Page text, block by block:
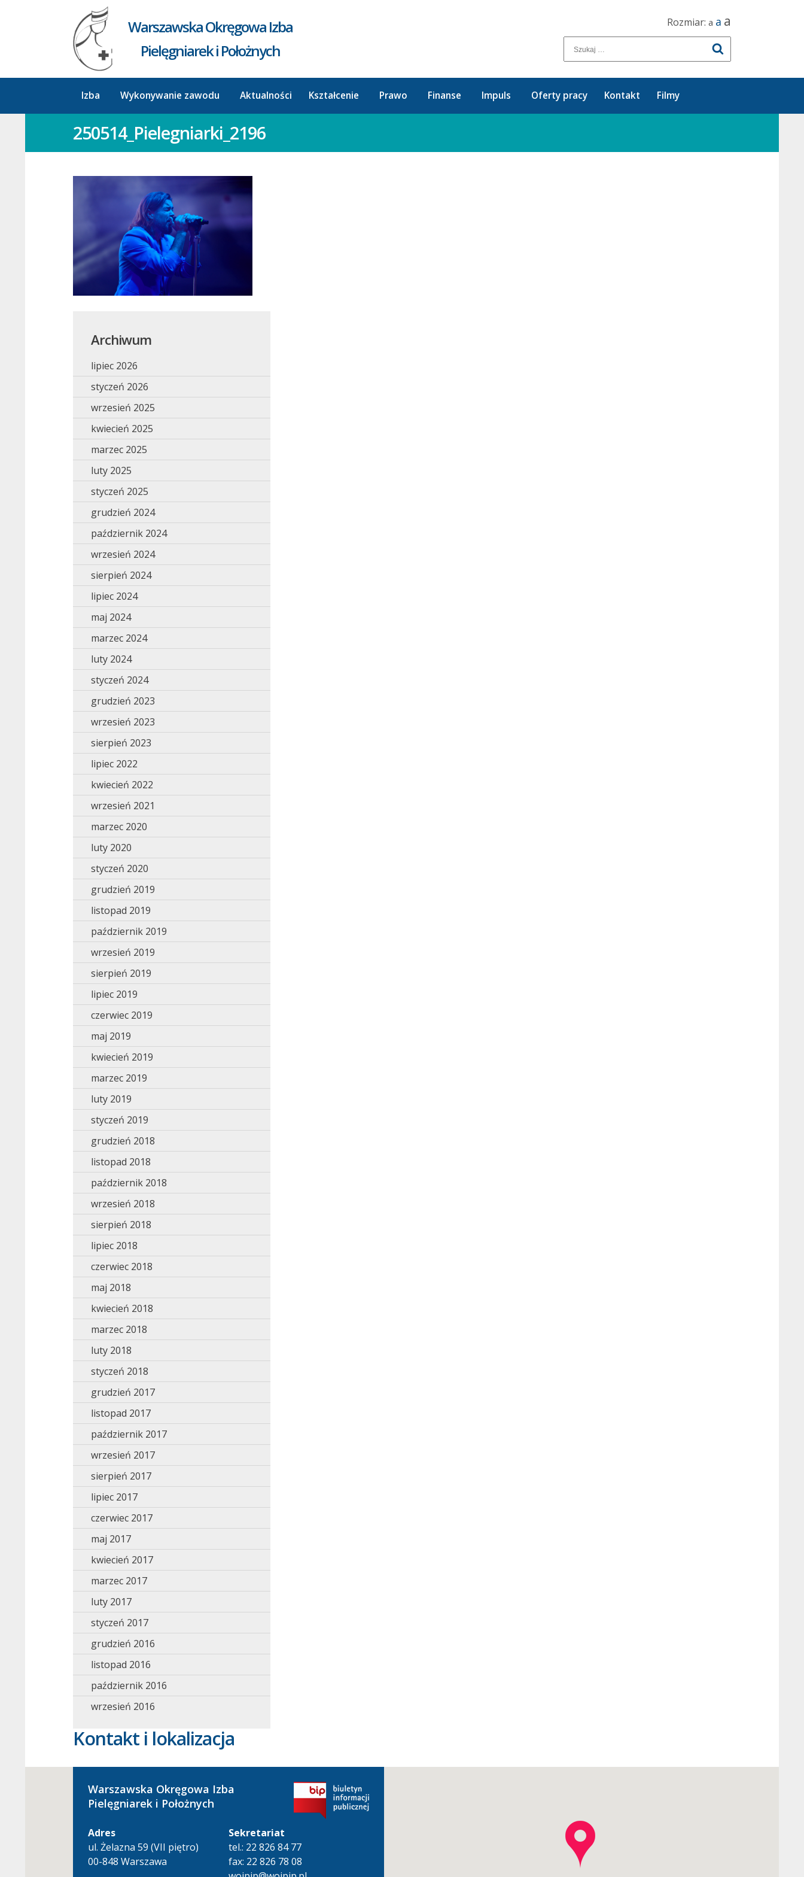
Warszawska Okręgowa Izba
Pielęgniarek i Położnych
Rozmiar: a a a
Izba Wykonywanie zawodu Aktualności Kształcenie Prawo Finanse Impuls Oferty pracy Kontakt Filmy
250514_Pielegniarki_2196
Archiwum
lipiec 2026
styczeń 2026
wrzesień 2025
kwiecień 2025
marzec 2025
luty 2025
styczeń 2025
grudzień 2024
październik 2024
wrzesień 2024
sierpień 2024
lipiec 2024
maj 2024
marzec 2024
luty 2024
styczeń 2024
grudzień 2023
wrzesień 2023
sierpień 2023
lipiec 2022
kwiecień 2022
wrzesień 2021
marzec 2020
luty 2020
styczeń 2020
grudzień 2019
listopad 2019
październik 2019
wrzesień 2019
sierpień 2019
lipiec 2019
czerwiec 2019
maj 2019
kwiecień 2019
marzec 2019
luty 2019
styczeń 2019
grudzień 2018
listopad 2018
październik 2018
wrzesień 2018
sierpień 2018
lipiec 2018
czerwiec 2018
maj 2018
kwiecień 2018
marzec 2018
luty 2018
styczeń 2018
grudzień 2017
listopad 2017
październik 2017
wrzesień 2017
sierpień 2017
lipiec 2017
czerwiec 2017
maj 2017
kwiecień 2017
marzec 2017
luty 2017
styczeń 2017
grudzień 2016
listopad 2016
październik 2016
wrzesień 2016
Kontakt i lokalizacja
Warszawska Okręgowa Izba
Pielęgniarek i Położnych
Adres
ul. Żelazna 59 (VII piętro)
00-848 Warszawa
Sekretariat
tel.: 22 826 84 77
fax: 22 826 78 08